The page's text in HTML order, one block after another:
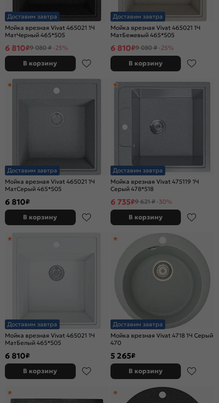
Доставим завтра
Мойка врезная Vivat 465021 1Ч
МатЧерный 465*505
6 810₽9 080 ₽ -25%
В корзину
Доставим завтра
Мойка врезная Vivat 465021 1Ч
МатБежевый 465*505
6 810₽9 080 ₽ -25%
В корзину
Доставим завтра
Мойка врезная Vivat 465021 1Ч
МатСерый 465*505
6 810₽
В корзину
Доставим завтра
Мойка врезная Vivat 475119 1Ч
Серый 478*518
6 735₽9 621 ₽ -30%
В корзину
Доставим завтра
Мойка врезная Vivat 465021 1Ч
МатБелый 465*505
6 810₽
В корзину
Доставим завтра
Мойка врезная Vivat 4718 1Ч Серый
470
5 265₽
В корзину